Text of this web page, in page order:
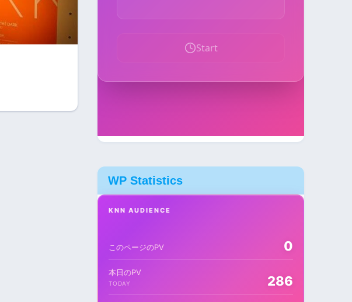
WP Statistics
KNN AUDIENCE
このページのPV 0
本日のPV
TODAY 286